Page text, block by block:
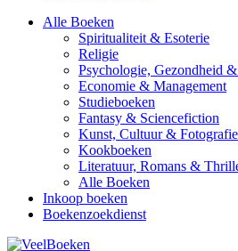
Alle Boeken
Spiritualiteit & Esoterie
Religie
Psychologie, Gezondheid
Economie & Management
Studieboeken
Fantasy & Sciencefiction
Kunst, Cultuur & Fotografie
Kookboeken
Literatuur, Romans &
Alle Boeken
Inkoop boeken
Boekenzoekdienst